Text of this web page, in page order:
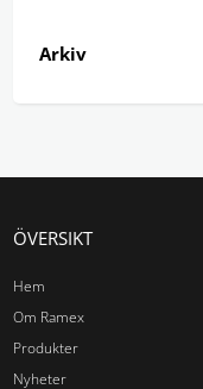
Arkiv
ÖVERSIKT
Hem
Om Ramex
Produkter
Nyheter